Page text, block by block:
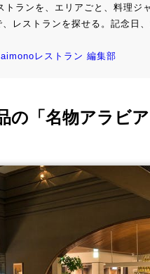
トランを、エリアごと、料理ジ
レストランを探せる。記念日
レストラン 編集部
の「名物アラビ